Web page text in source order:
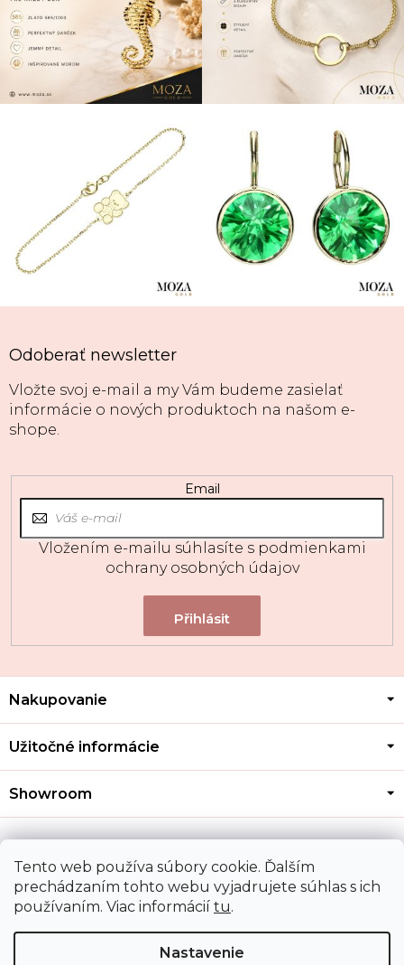
Tento web používa súbory cookie. Ďalším
prechádzaním tohto webu vyjadrujete súhlas s ich
používaním. Viac informácií tu.
Nastavenie
Odoberať newsletter
Vložte svoj e-mail a my Vám budeme zasielať
informácie o nových produktoch na našom e-
shope.
Email
Vložením e-mailu súhlasíte s podmienkami
ochrany osobných údajov
Z
p
t
Nakupovanie
Užitočné informácie
Showroom
Kontakt